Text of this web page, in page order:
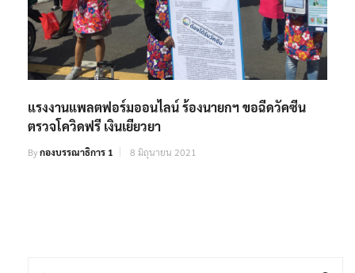
แรงงานแพลตฟอร์มออนไลน์ ร้องนายกฯ ขอฉีดวัคซีน
ตรวจโควิดฟรี เงินเยียวยา
Byกองบรรณาธิการ 1 8 มิถุนายน 2021